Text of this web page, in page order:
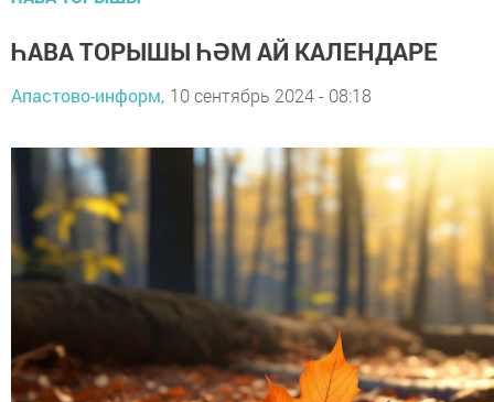
ҺАВА ТОРЫШЫ ҺӘМ АЙ КАЛЕНДАРЕ
Апастово-информ, 10 сентябрь 2024 - 08:18